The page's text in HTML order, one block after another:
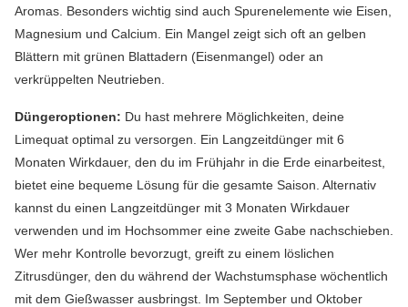
Aromas. Besonders wichtig sind auch Spurenelemente wie Eisen,
Magnesium und Calcium. Ein Mangel zeigt sich oft an gelben
Blättern mit grünen Blattadern (Eisenmangel) oder an
verkrüppelten Neutrieben.
Düngeroptionen: Du hast mehrere Möglichkeiten, deine
Limequat optimal zu versorgen. Ein Langzeitdünger mit 6
Monaten Wirkdauer, den du im Frühjahr in die Erde einarbeitest,
bietet eine bequeme Lösung für die gesamte Saison. Alternativ
kannst du einen Langzeitdünger mit 3 Monaten Wirkdauer
verwenden und im Hochsommer eine zweite Gabe nachschieben.
Wer mehr Kontrolle bevorzugt, greift zu einem löslichen
Zitrusdünger, den du während der Wachstumsphase wöchentlich
mit dem Gießwasser ausbringst. Im September und Oktober